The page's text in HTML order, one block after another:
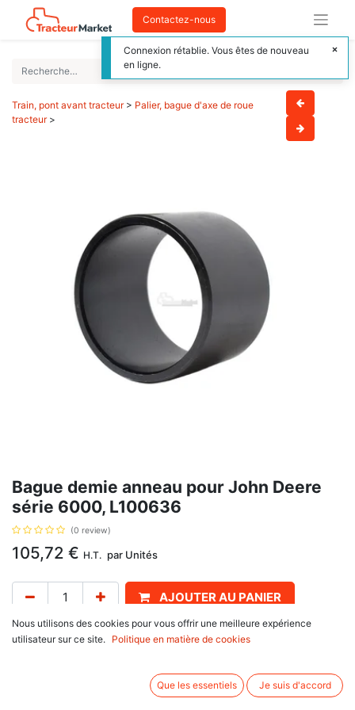
Contactez-nous
Train, pont avant tracteur> Palier, bague d'axe de roue
tracteur>
Bague demie anneau pour John Deere
série 6000, L100636
(0 review)
105,72 € H.T. par Unités
AJOUTER AU PANIER
Délai de livraison : 1 semaine
F510.300.020.530, F510300020530, et L100636 sur John Deere
série 6000 : 6100, 6100 SE, 6200, 6200 L, 6200 SE, 6300, 6300 L,
Nous utilisons des cookies pour vous offrir une meilleure expérience
utilisateur sur ce site.
Politique en matière de cookies
Que les essentiels Je suis d'accord
Connexion rétablie. Vous êtes de nouveau
en ligne.